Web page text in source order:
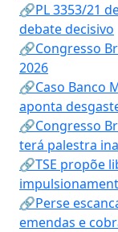
🔗PL 3353/21
debate decisivo
🔗Congresso
2026
🔗Caso Banco
aponta
🔗Congresso
terá palestra
🔗TSE propõe
🔗Perse
emendas e